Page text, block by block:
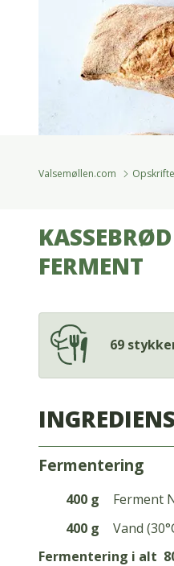
Valsemøllen.com
FERMENT
69
fermentering
400 g
Ferment
400 g
Vand
Fermentering i alt